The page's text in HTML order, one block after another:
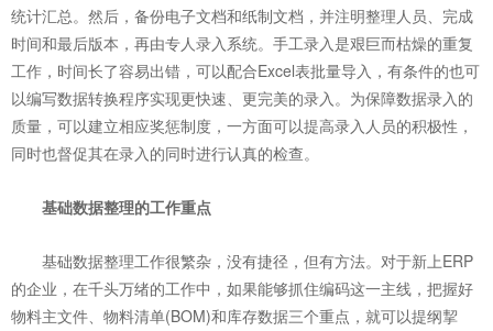
统计汇总。然后，备份电子文档和纸制文档，并注明整理人员、完成
时间和最后版本，再由专人录入系统。手工录入是艰巨而枯燥的重复
工作，时间长了容易出错，可以配合Excel表批量导入，有条件的也可
以编写数据转换程序实现更快速、更完美的录入。为保障数据录入的
质量，可以建立相应奖惩制度，一方面可以提高录入人员的积极性，
同时也督促其在录入的同时进行认真的检查。
基础数据整理的工作重点
基础数据整理工作很繁杂，没有捷径，但有方法。对于新上ERP
的企业，在千头万绪的工作中，如果能够抓住编码这一主线，把握好
物料主文件、物料清单(BOM)和库存数据三个重点，就可以提纲挈